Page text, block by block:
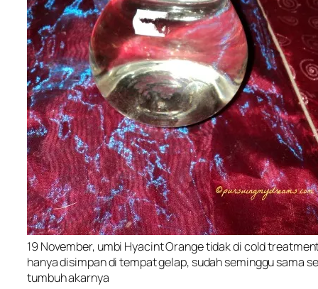
19 November, umbi Hyacint Orange tidak di cold
hanya disimpan di tempat gelap, sudah seminggu sama
tumbuh akarnya